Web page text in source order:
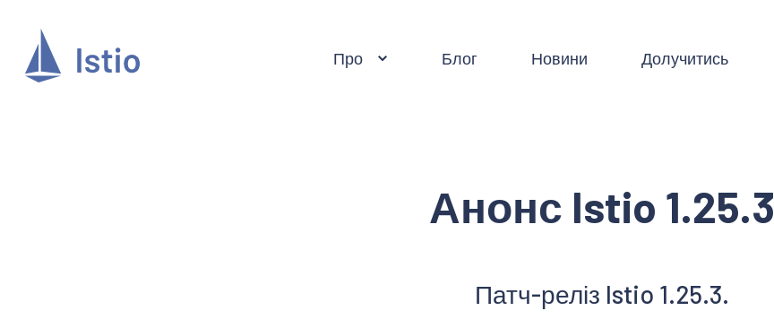
Про Блог Новини Долучитись
Анонс Istio 1.25.3
Патч-реліз Istio 1.25.3.